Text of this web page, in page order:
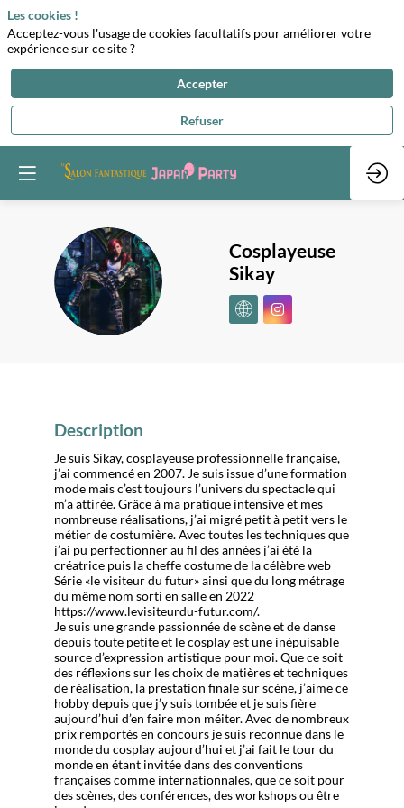
CS
Cosplayeuse
Sikay
Description
Je suis Sikay, cosplayeuse professionnelle française,
j’ai commencé en 2007. Je suis issue d’une formation
mode mais c’est toujours l’univers du spectacle qui
m’a attirée. Grâce à ma pratique intensive et mes
nombreuse réalisations, j’ai migré petit à petit vers le
métier de costumière. Avec toutes les techniques que
j’ai pu perfectionner au fil des années j’ai été la
créatrice puis la cheffe costume de la célèbre web
Série «le visiteur du futur» ainsi que du long métrage
du même nom sorti en salle en 2022
https://www.levisiteurdu-futur.com/.
Je suis une grande passionnée de scène et de danse
depuis toute petite et le cosplay est une inépuisable
source d’expression artistique pour moi. Que ce soit
des réflexions sur les choix de matières et techniques
de réalisation, la prestation finale sur scène, j’aime ce
hobby depuis que j’y suis tombée et je suis fière
aujourd’hui d’en faire mon méiter. Avec de nombreux
prix remportés en concours je suis reconnue dans le
monde du cosplay aujourd’hui et j’ai fait le tour du
monde en étant invitée dans des conventions
françaises comme internationnales, que ce soit pour
des scènes, des conférences, des workshops ou être
Les cookies !
Acceptez-vous l'usage de cookies facultatifs pour améliorer votre
expérience sur ce site ?
Accepter
Refuser